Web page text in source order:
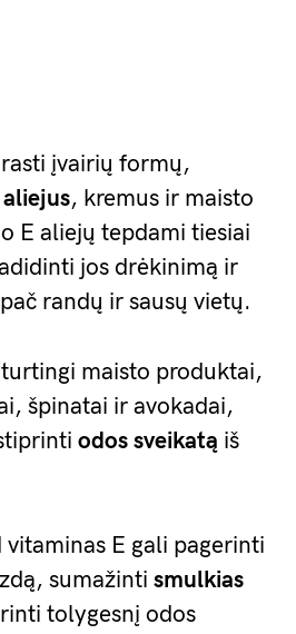
įvairių formų,
, kremus ir maisto
E aliejų tepdami tiesiai
jos drėkinimą ir
randų ir sausų vietų.
maisto produktai,
špinatai ir avokadai,
odos sveikatą iš
E gali pagerinti
sumažinti smulkias
tolygesnį odos